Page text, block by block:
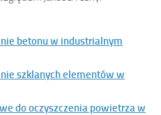
betonu w industrialnym
szklanych elementów w
do oczyszczenia powietrza w